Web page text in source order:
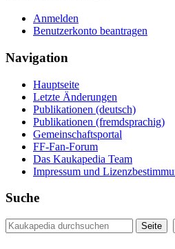
Anmelden
Benutzerkonto beantragen
Navigation
Hauptseite
Letzte Änderungen
Publikationen (deutsch)
Publikationen (fremdsprachig)
Gemeinschaftsportal
FF-Fan-Forum
Das Kaukapedia Team
Impressum und
Suche